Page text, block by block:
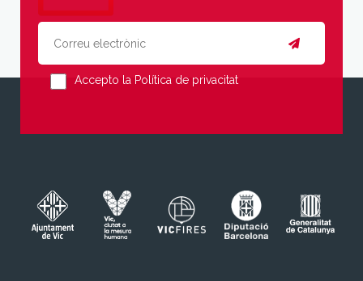
Accepto la Política de privacitat